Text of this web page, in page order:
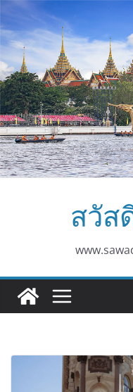
Skip
to
content
สวัส